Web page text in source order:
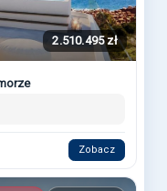
2.510.495 zł
Zobacz